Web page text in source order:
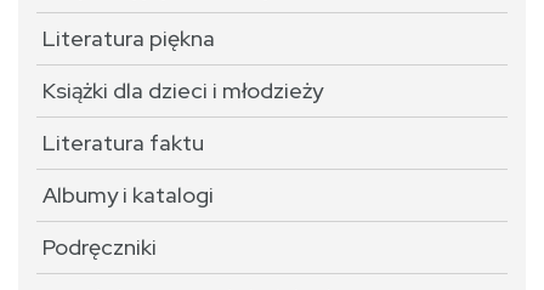
Literatura piękna
Książki dla dzieci i młodzieży
Literatura faktu
Albumy i katalogi
Podręczniki